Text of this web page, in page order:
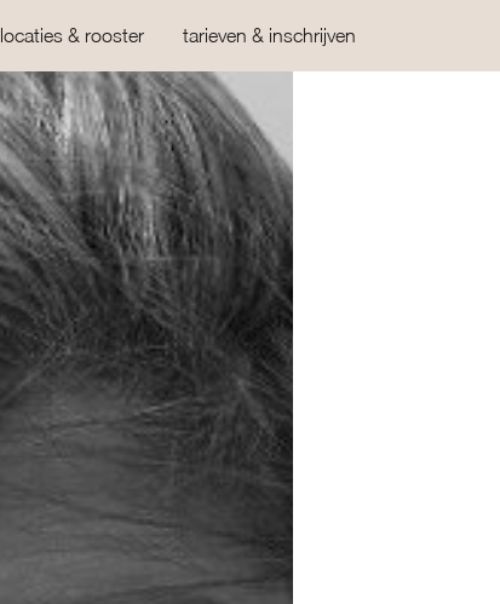
locaties & rooster tarieven & inschrijven